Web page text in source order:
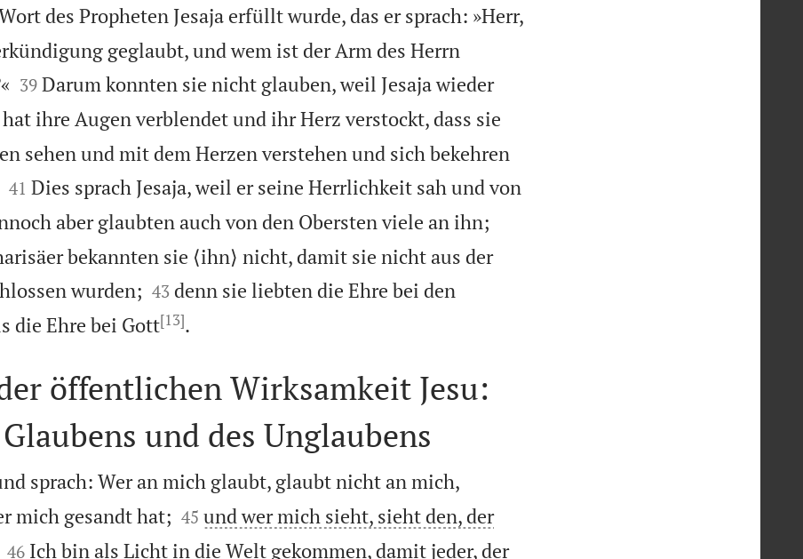
des Propheten Jesaja erfüllt wurde, das er sprach: »Herr,
geglaubt, und wem ist der Arm des Herrn

39 Darum konnten sie nicht glauben, weil Jesaja wieder
hat ihre Augen verblendet und ihr Herz verstockt, dass sie
sehen und mit dem Herzen verstehen und sich bekehren

41 Dies sprach Jesaja, weil er seine Herrlichkeit sah und von
aber glaubten auch von den Obersten viele an ihn;
bekannten sie ⟨ihn⟩ nicht, damit sie nicht aus der
wurden;
43 denn sie liebten die Ehre bei den
die Ehre bei Gott[13].
öffentlichen Wirksamkeit Jesu:
und des Unglaubens
sprach: Wer an mich glaubt, glaubt nicht an mich,
mich gesandt hat;
45 und wer mich sieht, sieht den, der

46 Ich bin als Licht in die Welt gekommen, damit jeder, der